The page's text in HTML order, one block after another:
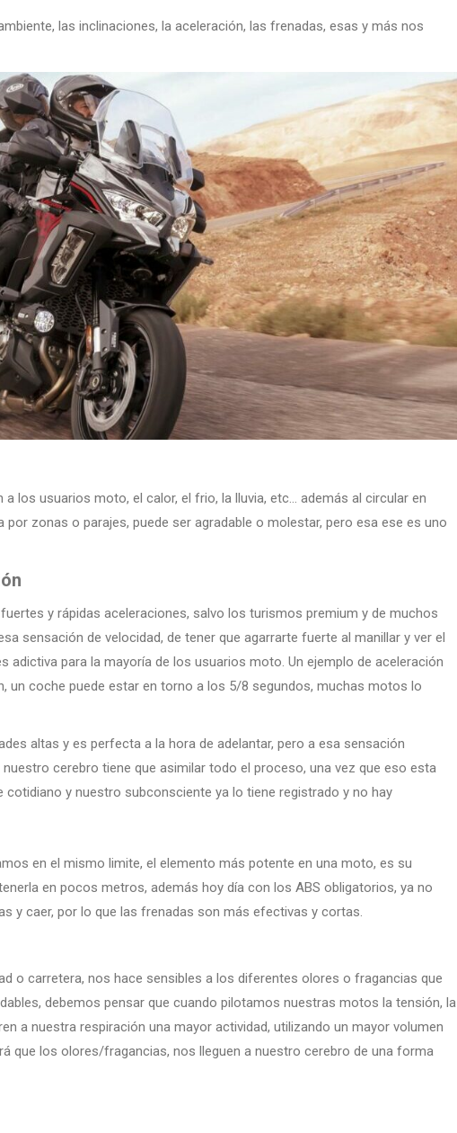
las inclinaciones, la aceleración, las frenadas, esas y más nos
los usuarios moto, el calor, el frio, la lluvia, etc… además al circular en
zonas o parajes, puede ser agradable o molestar, pero esa ese es uno
y rápidas aceleraciones, salvo los turismos premium y de muchos
sensación de velocidad, de tener que agarrarte fuerte al manillar y ver el
adictiva para la mayoría de los usuarios moto. Un ejemplo de aceleración
un coche puede estar en torno a los 5/8 segundos, muchas motos lo
altas y es perfecta a la hora de adelantar, pero a esa sensación
cerebro tiene que asimilar todo el proceso, una vez que eso esta
y nuestro subconsciente ya lo tiene registrado y no hay
en el mismo limite, el elemento más potente en una moto, es su
en pocos metros, además hoy día con los ABS obligatorios, ya no
y caer, por lo que las frenadas son más efectivas y cortas.
o carretera, nos hace sensibles a los diferentes olores o fragancias que
debemos pensar que cuando pilotamos nuestras motos la tensión, la
a nuestra respiración una mayor actividad, utilizando un mayor volumen
que los olores/fragancias, nos lleguen a nuestro cerebro de una forma